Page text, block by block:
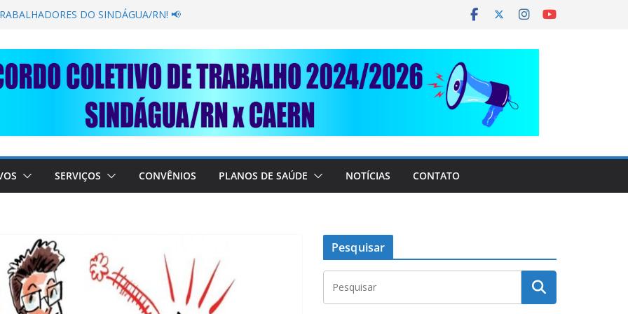
SECAR SUA TORNEIRA: UNIDOS
em importante debate com o Ministro
A SABESP! 🚨
AJUDE O NOSSO
RAIMUNDO DA CAERN!
SERVIÇOS CONVÊNIOS PLANOS DE SAÚDE NOTÍCIAS CONTATO
Pesquisar